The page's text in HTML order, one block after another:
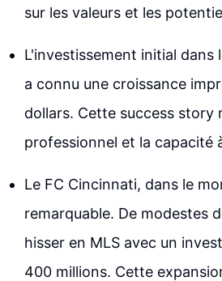
sur les valeurs et les
L'investissement initial dans
a connu une croissance
dollars. Cette success
professionnel et la capacité
Le FC Cincinnati, dans le
remarquable. De modestes
hisser en MLS avec un
400 millions. Cette